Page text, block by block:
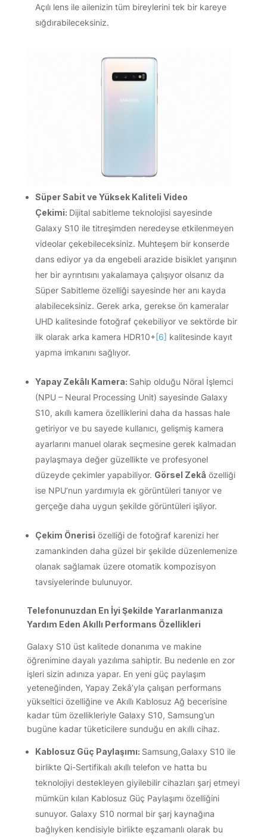
Açılı lens ile ailenizin tüm bireylerini tek bir kareye
sığdırabileceksiniz.
Süper Sabit ve Yüksek Kaliteli Video
Çekimi: Dijital sabitleme teknolojisi sayesinde
Galaxy S10 ile titreşimden neredeyse etkilenmeyen
videolar çekebileceksiniz. Muhteşem bir konserde
dans ediyor ya da engebeli arazide bisiklet yarışının
her bir ayrıntısını yakalamaya çalışıyor olsanız da
Süper Sabitleme özelliği sayesinde her anı kayda
alabileceksiniz. Gerek arka, gerekse ön kameralar
UHD kalitesinde fotoğraf çekebiliyor ve sektörde bir
ilk olarak arka kamera HDR10+[6] kalitesinde kayıt
yapma imkanını sağlıyor.
Yapay Zekâlı Kamera: Sahip olduğu Nöral İşlemci
(NPU – Neural Processing Unit) sayesinde Galaxy
S10, akıllı kamera özelliklerini daha da hassas hale
getiriyor ve bu sayede kullanıcı, gelişmiş kamera
ayarlarını manuel olarak seçmesine gerek kalmadan
paylaşmaya değer güzellikte ve profesyonel
düzeyde çekimler yapabiliyor. Görsel Zekâ özelliği
ise NPU’nun yardımıyla ek görüntüleri tanıyor ve
gerçeğe daha uygun şekilde görüntüleri işliyor.
Çekim Önerisi özelliği de fotoğraf karenizi her
zamankinden daha güzel bir şekilde düzenlemenize
olanak sağlamak üzere otomatik kompozisyon
tavsiyelerinde bulunuyor.
Telefonunuzdan En İyi Şekilde Yararlanmanıza
Yardım Eden Akıllı Performans Özellikleri
Galaxy S10 üst kalitede donanıma ve makine
öğrenimine dayalı yazılıma sahiptir. Bu nedenle en zor
işleri sizin adınıza yapar. En yeni güç paylaşım
yeteneğinden, Yapay Zekâ’yla çalışan performans
yükseltici özelliğine ve Akıllı Kablosuz Ağ becerisine
kadar tüm özellikleriyle Galaxy S10, Samsung’un
bugüne kadar tüketicilere sunduğu en akıllı cihaz.
Kablosuz Güç Paylaşımı: Samsung,Galaxy S10 ile
birlikte Qi-Sertifikalı akıllı telefon ve hatta bu
teknolojiyi destekleyen giyilebilir cihazları şarj etmeyi
mümkün kılan Kablosuz Güç Paylaşımı özelliğini
sunuyor. Galaxy S10 normal bir şarj kaynağına
bağlıyken kendisiyle birlikte eşzamanlı olarak bu